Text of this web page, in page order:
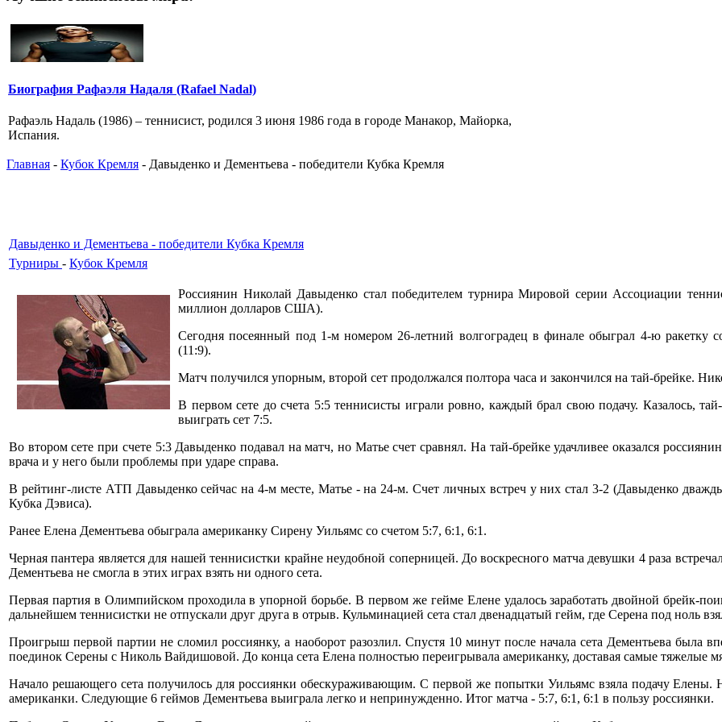
Биография Рафаэля Надаля (Rafael Nadal)
Рафаэль Надаль (1986) – теннисист, родился 3 июня 1986 года в городе Манакор, Майорка,
Испания.
Главная - Кубок Кремля - Давыденко и Дементьева - победители Кубка Кремля
Давыденко и Дементьева - победители Кубка Кремля
Турниры - Кубок Кремля
Россиянин Николай Давыденко стал победителем турнира Мировой серии Ассоциации
миллион долларов США).
Сегодня посеянный под 1-м номером 26-летний волгоградец в финале обыграл 4-ю ракетку
(11:9).
Матч получился упорным, второй сет продолжался полтора часа и закончился на тай-брейке.
В первом сете до счета 5:5 теннисисты играли ровно, каждый брал свою подачу. Казалось,
выиграть сет 7:5.
Во втором сете при счете 5:3 Давыденко подавал на матч, но Матье счет сравнял. На тай-брейке удачливее оказался
врача и у него были проблемы при ударе справа.
В рейтинг-листе АТП Давыденко сейчас на 4-м месте, Матье - на 24-м. Счет личных встреч у них стал 3-2 (Давыденко
Кубка Дэвиса).
Ранее Елена Дементьева обыграла американку Сирену Уильямс со счетом 5:7, 6:1, 6:1.
Черная пантера является для нашей теннисистки крайне неудобной соперницей. До воскресного матча девушки 4 раза
Дементьева не смогла в этих играх взять ни одного сета.
Первая партия в Олимпийском проходила в упорной борьбе. В первом же гейме Елене удалось заработать двойной брейк-
дальнейшем теннисистки не отпускали друг друга в отрыв. Кульминацией сета стал двенадцатый гейм, где Серена под ноль
Проигрыш первой партии не сломил россиянку, а наоборот разозлил. Спустя 10 минут после начала сета Дементьева была
поединок Серены с Николь Вайдишовой. До конца сета Елена полностью переигрывала американку, доставая самые тяжелые
Начало решающего сета получилось для россиянки обескураживающим. С первой же попытки Уильямс взяла подачу Елены.
американки. Следующие 6 геймов Дементьева выиграла легко и непринужденно. Итог матча - 5:7, 6:1, 6:1 в пользу россиянки.